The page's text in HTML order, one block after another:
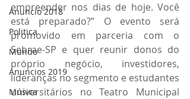
Anuncio 2018
Politica
Mundo
Anuncios 2019
Música
empreender nos dias de hoje. Você
está preparado?” O evento será
promovido em parceria com o
Sebrae-SP e quer reunir donos do
próprio negócio, investidores,
lideranças no segmento e estudantes
universitários no Teatro Municipal